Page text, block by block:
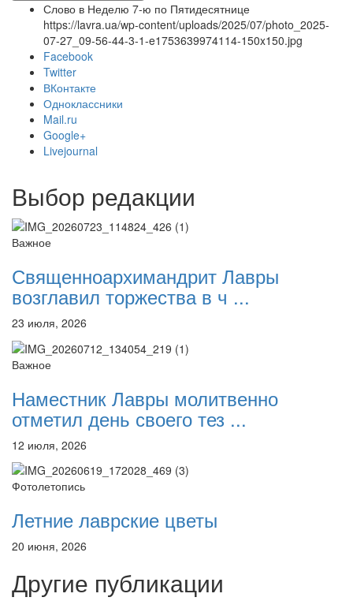
Слово в Неделю 7-ю по Пятидесятнице
https://lavra.ua/wp-content/uploads/2025/07/photo_2025-
07-27_09-56-44-3-1-e1753639974114-150x150.jpg
Facebook
Twitter
ВКонтакте
Одноклассники
Mail.ru
Google+
Livejournal
Выбор редакции
Важное
Священноархимандрит Лавры
возглавил торжества в ч ...
23 июля, 2026
Важное
Наместник Лавры молитвенно
отметил день своего тез ...
12 июля, 2026
Фотолетопись
Летние лаврские цветы
20 июня, 2026
Другие публикации